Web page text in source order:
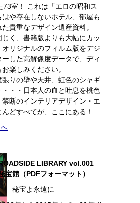
73室！ これは「エロの昭和ス
はや存在しないホテル、部屋も
貴重なデザイン遺産資料。
じく、書籍版よりも大幅にカッ
オリジナルのフィルム版をデジ
した高解像度データで、ディ
楽しみください。
張りの壁や天井、虹色のシャギ
・・・日本人の血と吐息を桃色
断のインテリアデザイン・エ
どすべてが、ここにある！
LIBRARY vol.001
宝館（PDFフォーマット）
秘宝よ永遠に